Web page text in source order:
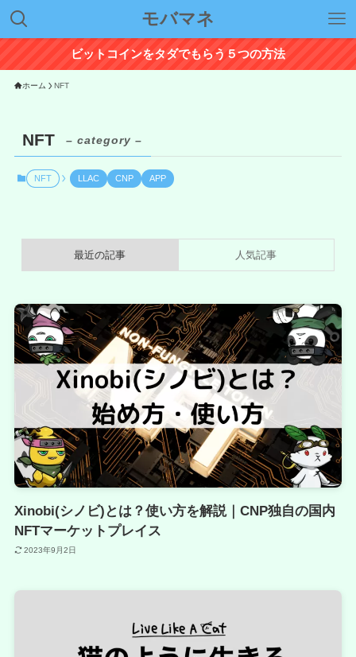
モバマネ
ビットコインをタダでもらう５つの方法
ホーム NFT
NFT – category –
NFT LLAC CNP APP
最近の記事 人気記事
Xinobi(シノビ)とは？使い方を解説｜CNP独自の国内
NFTマーケットプレイス
2023年9月2日